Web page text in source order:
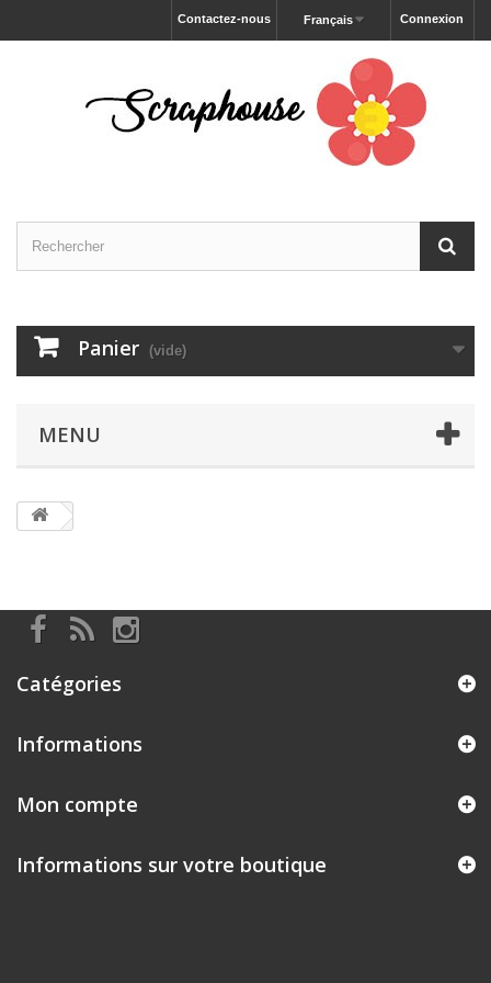
Connexion
Français
Contactez-nous
Panier (vide)
MENU
Catégories
Informations
Mon compte
Informations sur votre boutique